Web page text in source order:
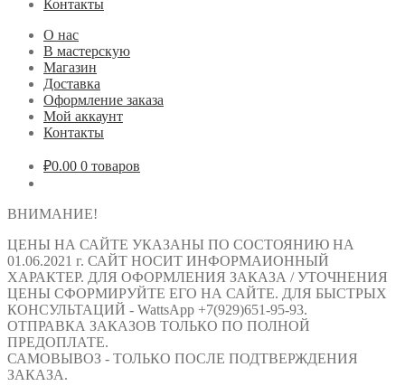
Контакты
О нас
В мастерскую
Магазин
Доставка
Оформление заказа
Мой аккаунт
Контакты
₽0.00 0 товаров
ВНИМАНИЕ!
ЦЕНЫ НА САЙТЕ УКАЗАНЫ ПО СОСТОЯНИЮ НА
01.06.2021 г. САЙТ НОСИТ ИНФОРМАИОННЫЙ
ХАРАКТЕР. ДЛЯ ОФОРМЛЕНИЯ ЗАКАЗА / УТОЧНЕНИЯ
ЦЕНЫ СФОРМИРУЙТЕ ЕГО НА САЙТЕ. ДЛЯ БЫСТРЫХ
КОНСУЛЬТАЦИЙ - WattsApp +7(929)651-95-93.
ОТПРАВКА ЗАКАЗОВ ТОЛЬКО ПО ПОЛНОЙ
ПРЕДОПЛАТЕ.
САМОВЫВОЗ - ТОЛЬКО ПОСЛЕ ПОДТВЕРЖДЕНИЯ
ЗАКАЗА.